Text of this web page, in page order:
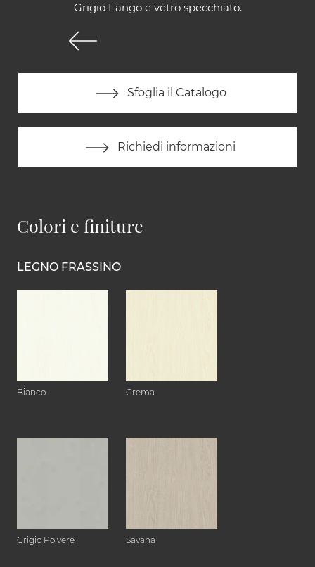
Grigio Fango e vetro specchiato.
Sfoglia il Catalogo
Richiedi informazioni
Colori e finiture
LEGNO FRASSINO
Bianco Crema
Grigio Polvere Savana